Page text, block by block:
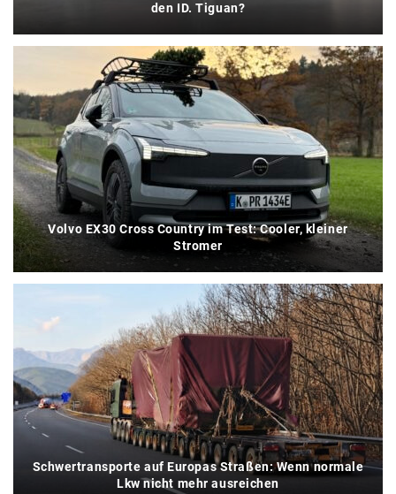
den ID. Tiguan?
Volvo EX30 Cross Country im Test: Cooler, kleiner
Stromer
Schwertransporte auf Europas Straßen: Wenn normale
Lkw nicht mehr ausreichen